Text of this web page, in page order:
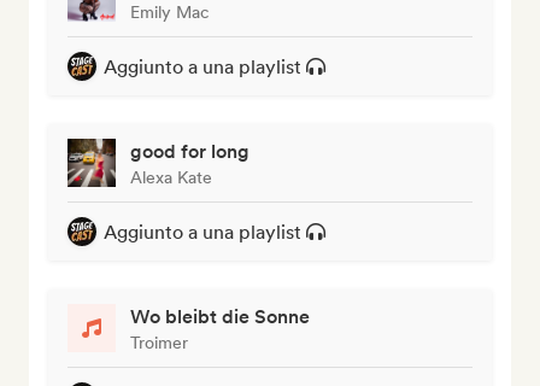
Emily Mac
Aggiunto a una playlist
good for long
Alexa Kate
Aggiunto a una playlist
Wo bleibt die Sonne
Troimer